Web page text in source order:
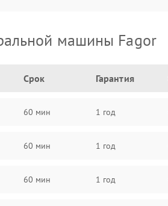
машины Fagor
Срок Гарантия
60 мин 1 год
60 мин 1 год
60 мин 1 год